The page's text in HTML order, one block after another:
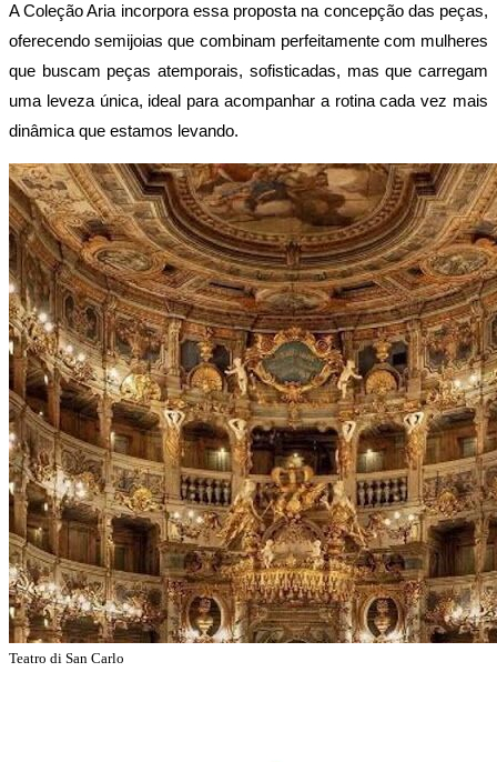
A Coleção Aria incorpora essa proposta na concepção das peças,
oferecendo semijoias que combinam perfeitamente com mulheres
que buscam peças atemporais, sofisticadas, mas que carregam
uma leveza única, ideal para acompanhar a rotina cada vez mais
dinâmica que estamos levando.
Teatro di San Carlo